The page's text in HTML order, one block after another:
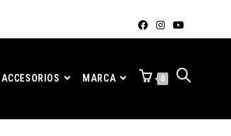
ACCESORIOS MARCA 0